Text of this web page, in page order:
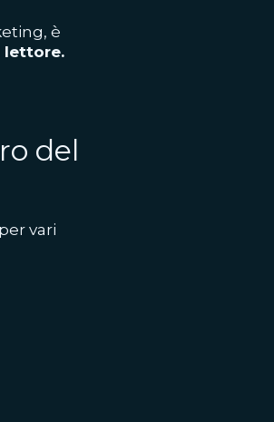
è
lettore.
del
vari